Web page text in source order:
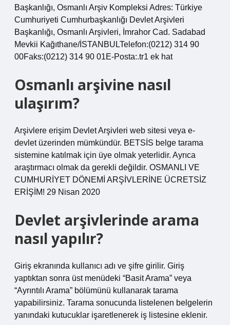
Başkanlığı, Osmanlı Arşiv Kompleksi Adres: Türkiye
Cumhuriyeti Cumhurbaşkanlığı Devlet Arşivleri
Başkanlığı, Osmanlı Arşivleri, İmrahor Cad. Sadabad
Mevkii Kağıthane/İSTANBULTelefon:(0212) 314 90
00Faks:(0212) 314 90 01E-Posta:.tr1 ek hat
Osmanlı arşivine nasıl
ulaşırım?
Arşivlere erişim Devlet Arşivleri web sitesi veya e-
devlet üzerinden mümkündür. BETSİS belge tarama
sistemine katılmak için üye olmak yeterlidir. Ayrıca
araştırmacı olmak da gerekli değildir. OSMANLI VE
CUMHURİYET DÖNEMİ ARŞİVLERİNE ÜCRETSİZ
ERİŞİM! 29 Nisan 2020
Devlet arşivlerinde arama
nasıl yapılır?
Giriş ekranında kullanıcı adı ve şifre girilir. Giriş
yaptıktan sonra üst menüdeki “Basit Arama” veya
“Ayrıntılı Arama” bölümünü kullanarak tarama
yapabilirsiniz. Tarama sonucunda listelenen belgelerin
yanındaki kutucuklar işaretlenerek iş listesine eklenir.